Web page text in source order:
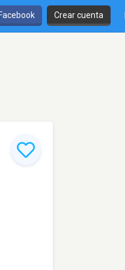
Crear cuenta